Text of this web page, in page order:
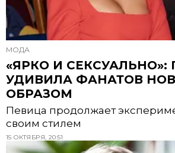
МОДА
«ЯРКО И СЕКСУАЛЬНО»:
УДИВИЛА ФАНАТОВ
ОБРАЗОМ
Певица продолжает
своим стилем
15 ОКТЯБРЯ, 20:51